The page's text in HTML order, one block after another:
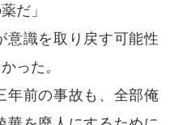
だ」
意識を取り戻す可能性
った。
年前の事故も、全部俺